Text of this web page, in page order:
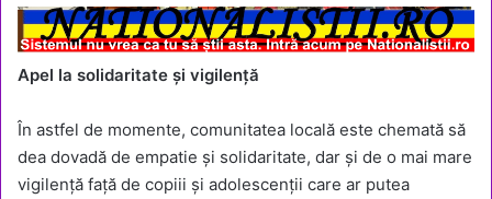
Apel la solidaritate și vigilență
În astfel de momente, comunitatea locală este chemată să
dea dovadă de empatie și solidaritate, dar și de o mai mare
vigilență față de copiii și adolescenții care ar putea